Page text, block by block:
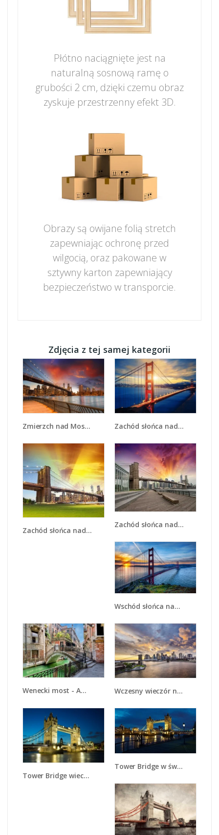
Płótno naciągnięte jest na
naturalną sosnową ramę o
grubości 2 cm, dzięki czemu obraz
zyskuje przestrzenny efekt 3D.
Obrazy są owijane folią stretch
zapewniając ochronę przed
wilgocią, oraz pakowane w
sztywny karton zapewniający
bezpieczeństwo w transporcie.
Zdjęcia z tej samej kategorii
Zmierzch nad Mostem Brooklińskim - AM793 Zachód słońca nad Mostem Golden Gate - AM738
Zachód słońca nad Mostem Brooklińskim - AM534
Zachód słońca nad Mostem Brooklińskim - AM500
Wschód słońca nad mostem Golden Gate - AM539
Wenecki most - AM523 Wczesny wieczór nad Mostem Brooklińskim - AM701
Tower Bridge wieczorową porą - AM159
Tower Bridge w świetle nocnych lamp - AM210